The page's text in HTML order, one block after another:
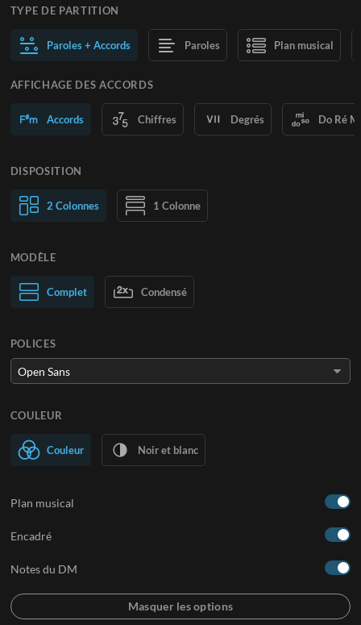
TYPE DE PARTITION
Paroles + Accords Paroles Plan musical
AFFICHAGE DES ACCORDS
Accords Chiffres Degrés Do Ré
DISPOSITION
2 Colonnes 1 Colonne
Normal Large
MODÈLE
Complet Condensé
POLICES
COULEUR
Couleur Noir et blanc
Plan musical
Encadré
Notes du DM